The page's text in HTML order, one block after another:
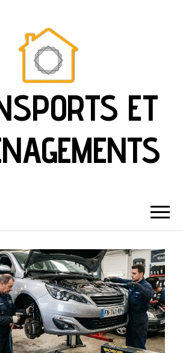
ET